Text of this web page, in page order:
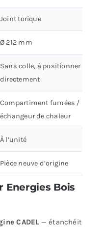
Joint torique
Ø 212 mm
Sans colle, à positionner
directement
Compartiment fumées /
échangeur de chaleur
À l’unité
Pièce neuve d’origine
Energies Bois
CADEL— étanchéité et